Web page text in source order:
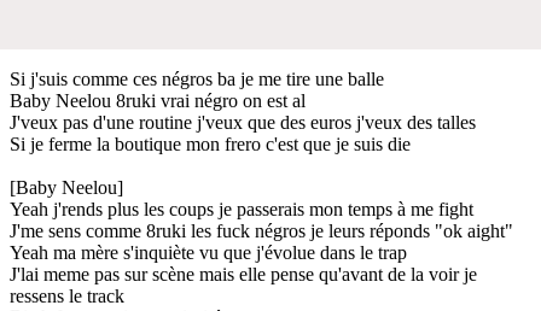
Si j'suis comme ces négros ba je me tire une balle
Baby Neelou 8ruki vrai négro on est al
J'veux pas d'une routine j'veux que des euros j'veux des talles
Si je ferme la boutique mon frero c'est que je suis die
[Baby Neelou]
Yeah j'rends plus les coups je passerais mon temps à me fight
J'me sens comme 8ruki les fuck négros je leurs réponds "ok aight"
Yeah ma mère s'inquiète vu que j'évolue dans le trap
J'lai meme pas sur scène mais elle pense qu'avant de la voir je
ressens le track